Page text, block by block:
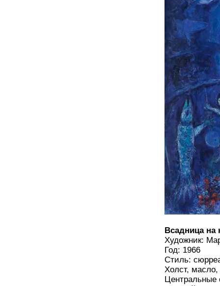
Всадница на
Художник:
Год: 1966
Стиль:
Холст, масло,
Центральные